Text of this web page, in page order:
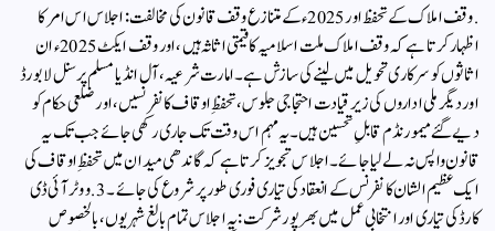
. وقف املاک کے تحفظ اور 2025ء کے متنازع وقف قانون کی مخالفت: اجلاس اس امر کا
اظہار کرتا ہے کہ وقف املاک ملت اسلامیہ کا قیمتی اثاثہ ہیں، اور وقف ایکٹ 2025ء ان
اثاثوں کو سرکاری تحویل میں لینے کی سازش ہے۔امارت شرعیہ، آل انڈیا مسلم پرسنل لا بورڈ
اور دیگر ملی اداروں کی زیر قیادت احتجاجی جلوس، تحفظِ اوقاف کانفرنسیں، اور ضلعی حکام کو
دیے گئے میمورنڈم قابلِ تحسین ہیں۔یہ مہم اس وقت تک جاری رکھی جائے جب تک یہ
قانون واپس نہ لے لیا جائے۔ اجلاس تجویز کرتا ہے کہ گاندھی میدان میں تحفظِ اوقاف کی
ایک عظیم الشان کانفرنس کے انعقاد کی تیاری فوری طور پر شروع کی جائے۔3. ووٹر آئی ڈی
کارڈ کی تیاری اور انتخابی عمل میں بھرپور شرکت :یہ اجلاس تمام بالغ شہریوں، بالخصوص